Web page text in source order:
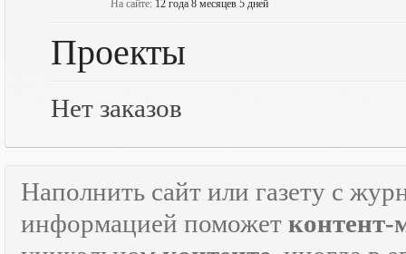
На сайте: 12 года 8 месяцев 5 дней
Проекты
Нет заказов
Наполнить сайт или газету с
информацией поможет контент-